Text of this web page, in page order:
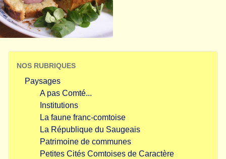
NOS RUBRIQUES
Paysages
A pas Comté...
Institutions
La faune franc-comtoise
La République du Saugeais
Patrimoine de communes
Petites Cités Comtoises de Caractère